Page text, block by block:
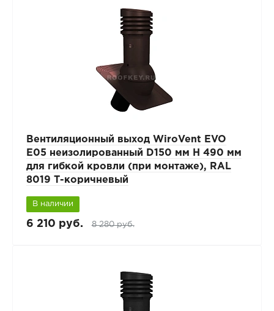
Вентиляционный выход WiroVent EVO
E05 неизолированный D150 мм Н 490 мм
для гибкой кровли (при монтаже), RAL
8019 Т-коричневый
В наличии
6 210 руб. 8 280 руб.